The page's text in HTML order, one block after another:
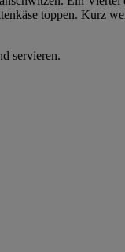
toppen. Kurz
servieren.